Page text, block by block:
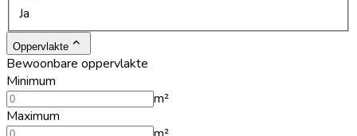
Ja
Oppervlakte
Bewoonbare oppervlakte
Minimum
m²
Maximum